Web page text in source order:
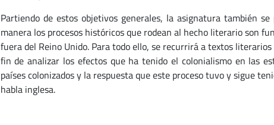
Partiendo de estos objetivos generales, la asignatura también
manera los procesos históricos que rodean al hecho literario son
fuera del Reino Unido. Para todo ello, se recurrirá a textos
fin de analizar los efectos que ha tenido el colonialismo en las
países colonizados y la respuesta que este proceso tuvo y sigue
habla inglesa.